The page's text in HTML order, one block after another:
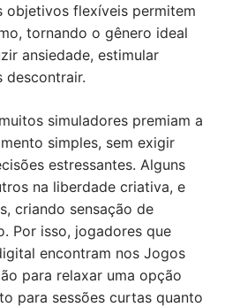
objetivos flexíveis permitem
tornando o gênero ideal
ansiedade, estimular
descontrair.
simuladores premiam a
simples, sem exigir
estressantes. Alguns
na liberdade criativa, e
criando sensação de
Por isso, jogadores que
encontram nos Jogos
para relaxar uma opção
para sessões curtas quanto